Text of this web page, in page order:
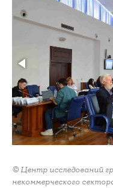
© Центр исследований
некоммерческого